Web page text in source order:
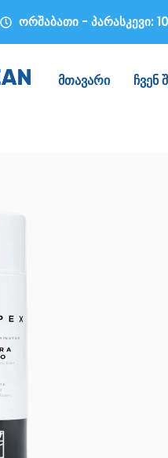
ორშაბათი - პარასკევი:
მთავარი ჩვენ